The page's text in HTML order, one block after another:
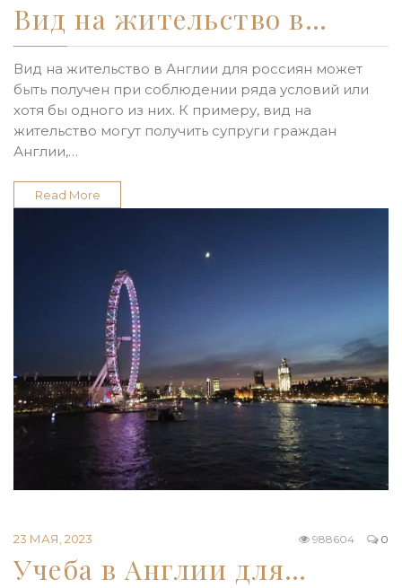
Вид на жительство в…
Вид на жительство в Англии для россиян может
быть получен при соблюдении ряда условий или
хотя бы одного из них. К примеру, вид на
жительство могут получить супруги граждан
Англии,…
Read More
23 МАЯ, 2023 0
988604
Учеба в Англии для…